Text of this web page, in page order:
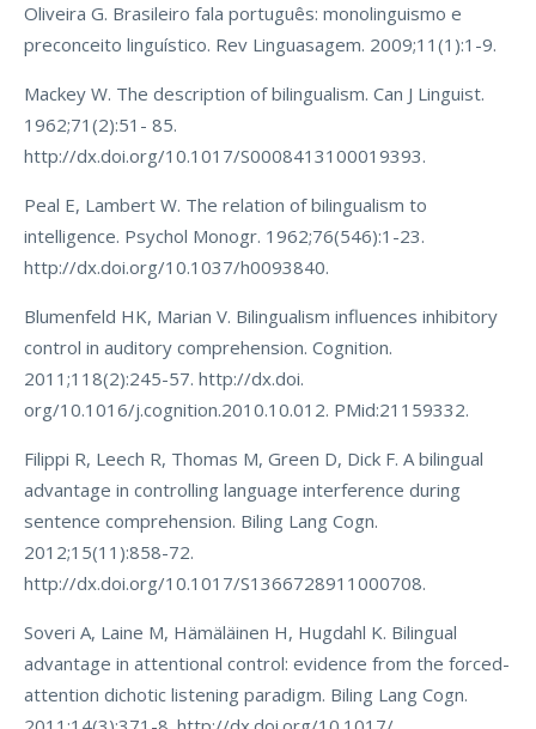
Oliveira G. Brasileiro fala português: monolinguismo e
preconceito linguístico. Rev Linguasagem. 2009;11(1):1-9.
Mackey W. The description of bilingualism. Can J Linguist.
1962;71(2):51- 85.
http://dx.doi.org/10.1017/S0008413100019393.
Peal E, Lambert W. The relation of bilingualism to
intelligence. Psychol Monogr. 1962;76(546):1-23.
http://dx.doi.org/10.1037/h0093840.
Blumenfeld HK, Marian V. Bilingualism influences inhibitory
control in auditory comprehension. Cognition.
2011;118(2):245-57. http://dx.doi.
org/10.1016/j.cognition.2010.10.012. PMid:21159332.
Filippi R, Leech R, Thomas M, Green D, Dick F. A bilingual
advantage in controlling language interference during
sentence comprehension. Biling Lang Cogn.
2012;15(11):858-72.
http://dx.doi.org/10.1017/S1366728911000708.
Soveri A, Laine M, Hämäläinen H, Hugdahl K. Bilingual
advantage in attentional control: evidence from the forced-
attention dichotic listening paradigm. Biling Lang Cogn.